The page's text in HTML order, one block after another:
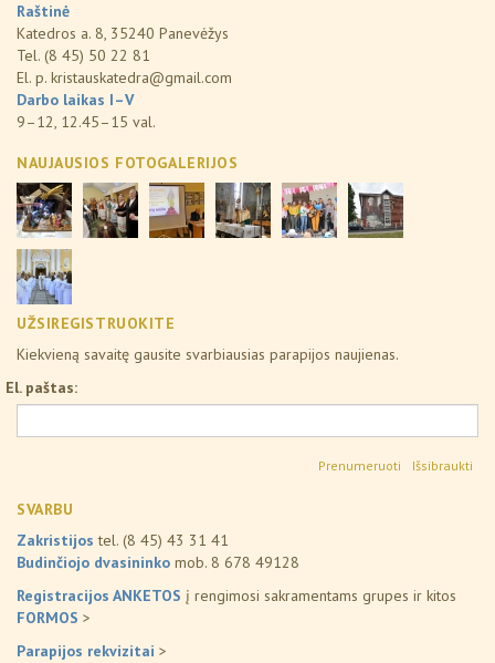
Raštinė
Katedros a. 8, 35240 Panevėžys
Tel. (8 45) 50 22 81
El. p. kristauskatedra@gmail.com
Darbo laikas I–V
9–12, 12.45–15 val.
NAUJAUSIOS FOTOGALERIJOS
UŽSIREGISTRUOKITE
Kiekvieną savaitę gausite svarbiausias parapijos naujienas.
El. paštas:
Išsibraukti
SVARBU
Zakristijos tel. (8 45) 43 31 41
Budinčiojo dvasininko mob. 8 678 49128
Registracijos ANKETOS į rengimosi sakramentams grupes ir kitos
FORMOS >
Parapijos rekvizitai >